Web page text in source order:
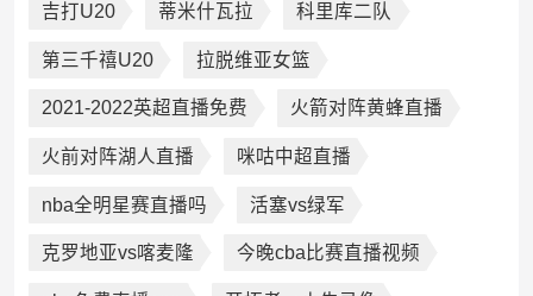
吉打U20 蒂米什瓦拉 科里库二队
第三千禧U20 拉脱维亚女篮
2021-2022英超直播免费 火箭对阵黄蜂直播
火前对阵湖人直播 咪咕中超直播
nba全明星赛直播吗 活塞vs绿军
克罗地亚vs喀麦隆 今晚cba比赛直播视频